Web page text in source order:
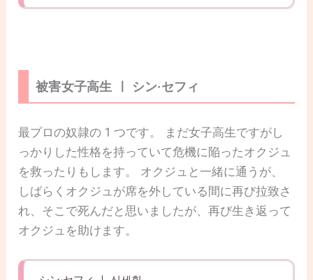
被害女子高生 ㅣ シン·セフィ
最プロの奴隷の 1 つです。 まだ女子高生ですがし
っかりした性格を持っていて危機に陥ったオクジュ
を救ったりもします。 オクジュと一緒に通うが、
しばらくオクジュが席を外している間に再び拉致さ
れ、そこで死んだと思いましたが、再び生き返って
オクジュを助けます。